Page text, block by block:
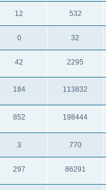
12 532
0 32
42 2295
184 113832
852 198444
3 770
297 86291